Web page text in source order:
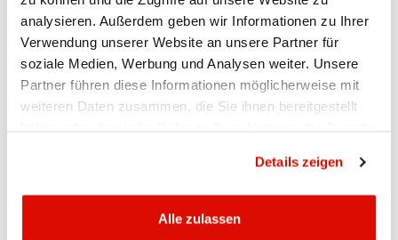
analysieren. Außerdem geben wir Informationen zu Ihrer
Verwendung unserer Website an unsere Partner für
soziale Medien, Werbung und Analysen weiter. Unsere
Partner führen diese Informationen möglicherweise mit
weiteren Daten zusammen, die Sie ihnen bereitgestellt
Details zeigen
Alle zulassen
anlegen@appkb.ch